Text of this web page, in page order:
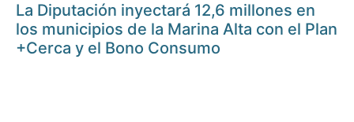
La Diputación inyectará 12,6 millones en
los municipios de la Marina Alta con el Plan
+Cerca y el Bono Consumo